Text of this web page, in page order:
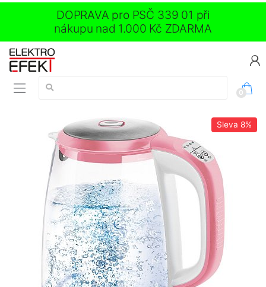
DOPRAVA pro PSČ 339 01 při
nákupu nad 1.000 Kč ZDARMA
Vyhledávání:
0
Sleva 8%